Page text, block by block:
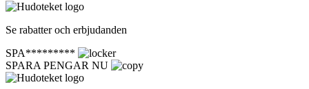
Se rabatter och erbjudanden
SPA*********
SPARA PENGAR NU